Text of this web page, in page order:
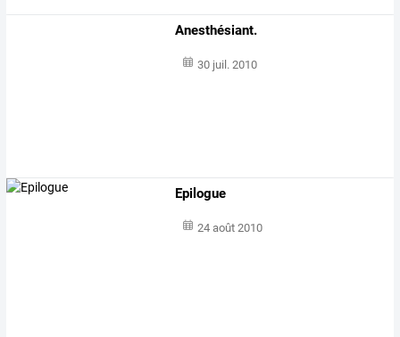
Anesthésiant.
30 juil. 2010
Epilogue
24 août 2010